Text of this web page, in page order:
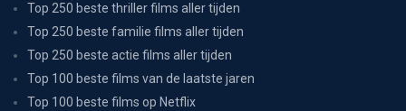
Top 250 beste thriller films aller tijden
Top 250 beste familie films aller tijden
Top 250 beste actie films aller tijden
Top 100 beste films van de laatste jaren
Top 100 beste films op Netflix